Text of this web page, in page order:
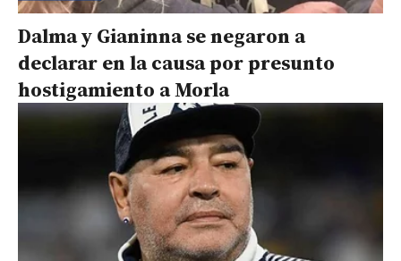
Dalma y Gianinna se negaron a
declarar en la causa por presunto
hostigamiento a Morla